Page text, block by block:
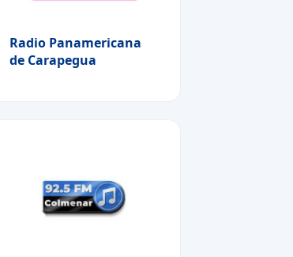
Radio Panamericana
de Carapegua